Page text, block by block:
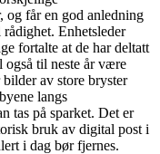
og får en god anledning
Enhetsleder
fortalte at de har deltatt
også til neste år være
av store bryster
langs
tas på sparket. Det er
bruk av digital post i
i dag bør fjernes.